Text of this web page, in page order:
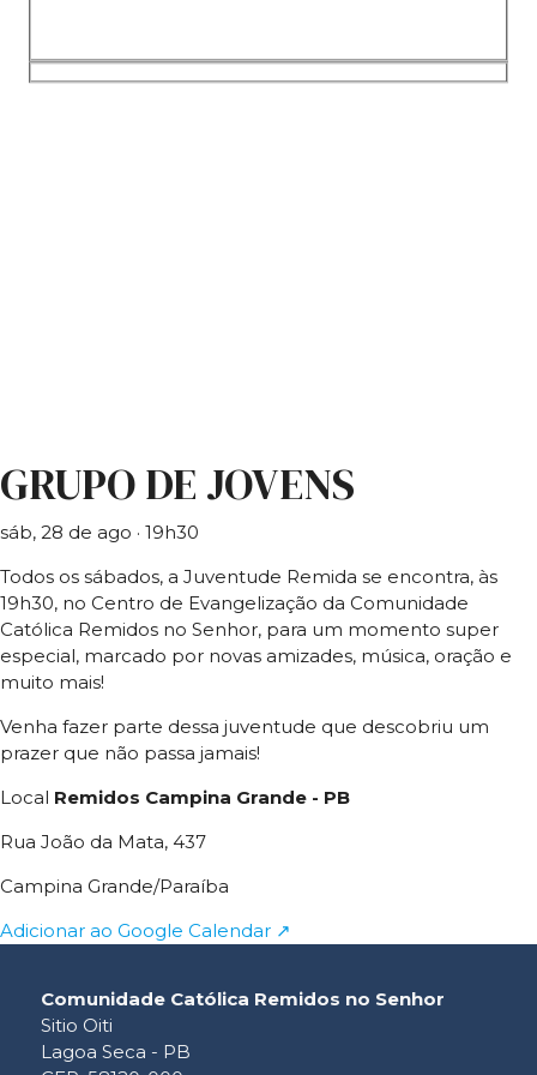
GRUPO DE JOVENS
sáb, 28 de ago · 19h30
Todos os sábados, a Juventude Remida se encontra, às
19h30, no Centro de Evangelização da Comunidade
Católica Remidos no Senhor, para um momento super
especial, marcado por novas amizades, música, oração e
muito mais!
Venha fazer parte dessa juventude que descobriu um
prazer que não passa jamais!
Local Remidos Campina Grande - PB
Rua João da Mata, 437
Campina Grande/Paraíba
Adicionar ao Google Calendar ↗
Comunidade Católica Remidos no Senhor
Sitio Oiti
Lagoa Seca - PB